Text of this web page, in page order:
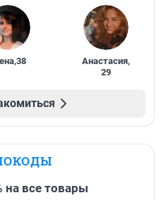
,38 Анастасия,
29
на все товары